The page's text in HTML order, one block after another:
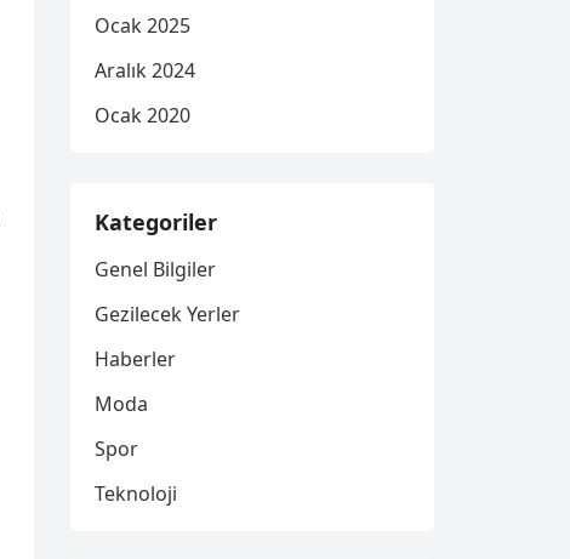
Ocak 2025
Aralık 2024
Ocak 2020
Kategoriler
Genel Bilgiler
Gezilecek Yerler
Haberler
Moda
Spor
Teknoloji